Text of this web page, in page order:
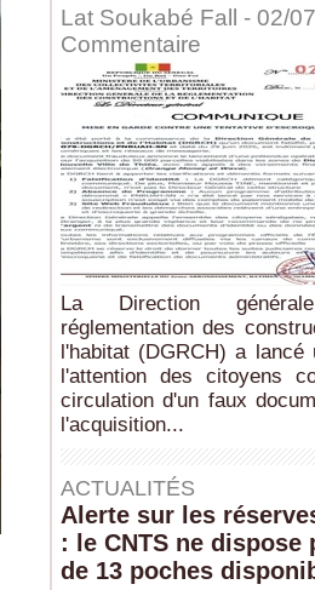
Lat Soukabé Fall - 02/
Commentaire
La Direction
réglementation des
l'habitat (DGRCH) a lancé
l'attention des citoyens
circulation d'un faux
l'acquisition...
ACTUALITÉS
Alerte sur les
: le CNTS ne dispose
de 13 poches